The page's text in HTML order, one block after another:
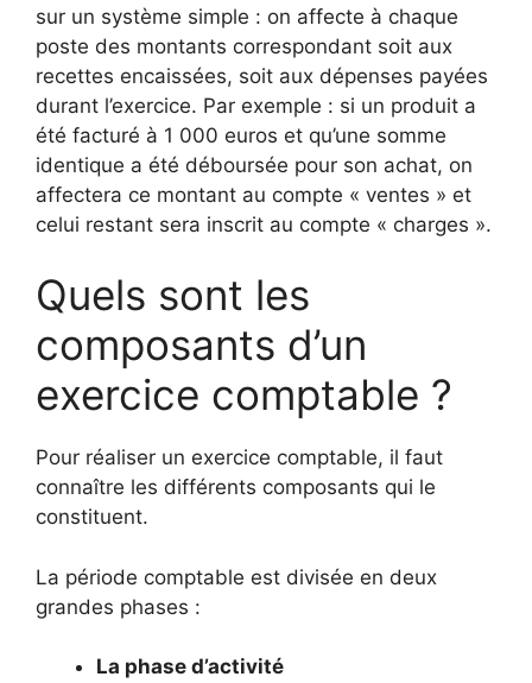
sur un système simple : on affecte à chaque
poste des montants correspondant soit aux
recettes encaissées, soit aux dépenses payées
durant l’exercice. Par exemple : si un produit a
été facturé à 1 000 euros et qu’une somme
identique a été déboursée pour son achat, on
affectera ce montant au compte « ventes » et
celui restant sera inscrit au compte « charges ».
Quels sont les
composants d’un
exercice comptable ?
Pour réaliser un exercice comptable, il faut
connaître les différents composants qui le
constituent.
La période comptable est divisée en deux
grandes phases :
La phase d’activité